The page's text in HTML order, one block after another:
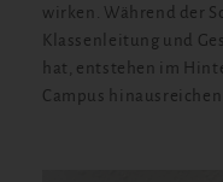
wirken. Während der
Klassenleitung und
hat, entstehen im
Campus hinausreichen.